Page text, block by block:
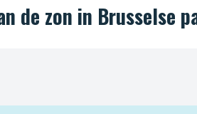
de zon in Brusselse